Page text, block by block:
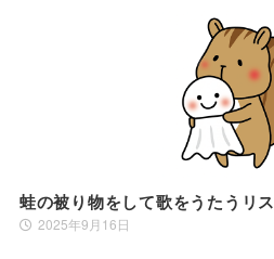
蛙の被り物をして歌をうたうリス
2025年9月16日